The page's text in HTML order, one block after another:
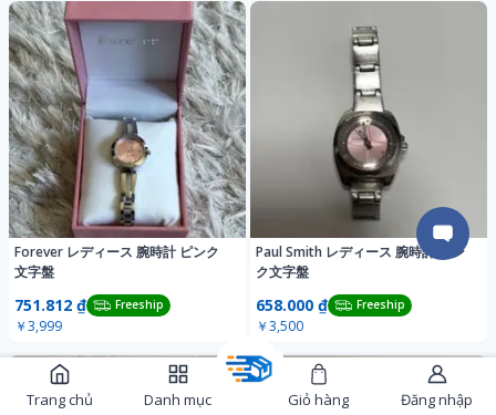
Forever レディース 腕時計 ピンク
文字盤
751.812 ₫ Freeship
￥3,999
Paul Smith レディース 腕時計 ピン
ク文字盤
658.000 ₫ Freeship
￥3,500
Trang chủ Danh mục Giỏ hàng Đăng nhập